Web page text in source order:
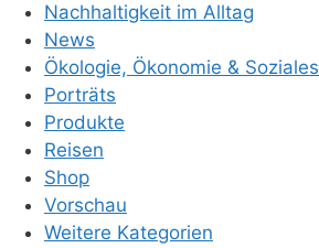
Nachhaltigkeit im Alltag
News
Ökologie, Ökonomie & Soziales
Porträts
Produkte
Reisen
Shop
Vorschau
Weitere Kategorien